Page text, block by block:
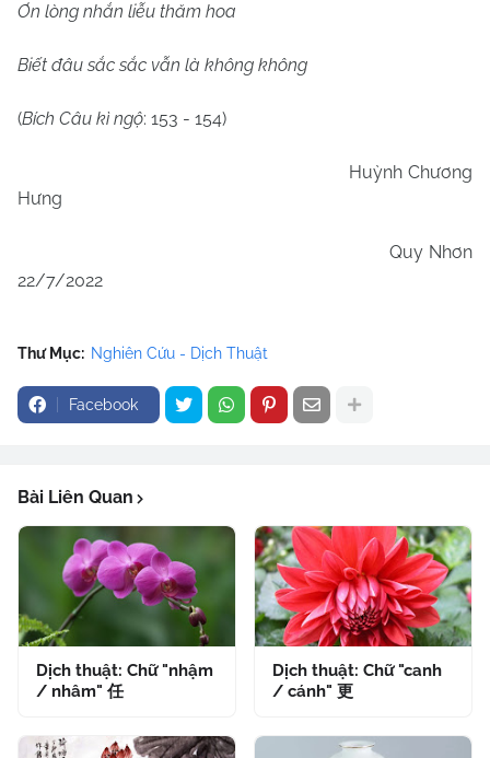
Ơn lòng nhắn liễu thăm hoa
Biết đâu sắc sắc vẫn là không không
(Bích Câu kì ngộ: 153 - 154)
Huỳnh Chương
Hưng
Quy Nhơn
22/7/2022
Thư Mục: Nghiên Cứu - Dịch Thuật
Facebook
Bài Liên Quan
Dịch thuật: Chữ "nhậm
/ nhâm" 任
Dịch thuật: Chữ "canh
/ cánh" 更